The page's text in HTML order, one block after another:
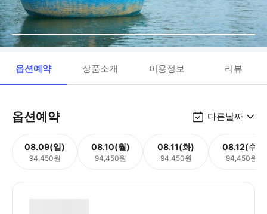
옵션예약 상품소개 이용정보 리뷰
옵션예약 다른날짜
08.09(일)
94,450원
08.10(월)
94,450원
08.11(화)
94,450원
08.12(수)
94,450원